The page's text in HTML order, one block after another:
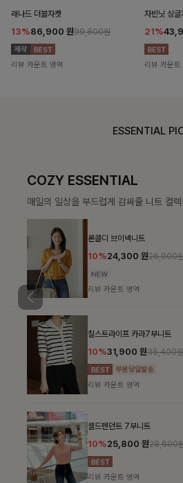
래나드 더블자켓
13%86,900 원99,800원
리뷰 카운트 영역
자빈닛 싱글
21%
리뷰 카운트
ESSENTIAL
COZY ESSENTIAL
매일의 일상을 부드럽게 감싸줄 니트 컬렉션
론클디 브이넥니트
10%24,300원26,900원
리뷰 카운트 영역
칠스트라이프 카라7부니트
10%31,900원35,400원
리뷰 카운트 영역
셀드펜던트 7부니트
10%25,800원28,600원
리뷰 카운트 영역